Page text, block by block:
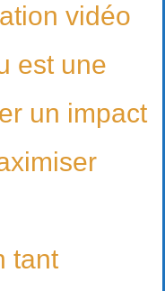
vidéo
est une
un impact
tant